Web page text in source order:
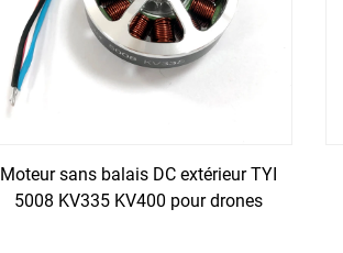
Moteur sans balais DC extérieur TYI
5008 KV335 KV400 pour drones